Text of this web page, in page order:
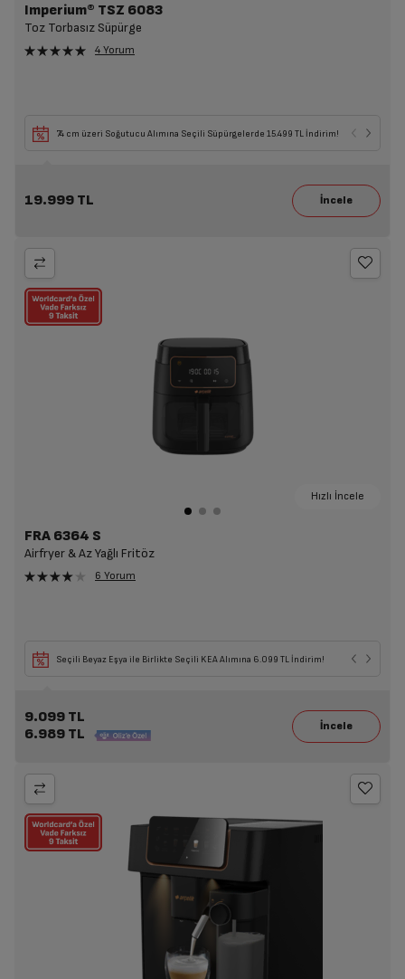
Imperium® TSZ 6083
Toz Torbasız Süpürge
4 Yorum
74 cm üzeri Soğutucu Alımına Seçili Süpürgelerde 15.499 TL İndirim!
19.999 TL
Hızlı İncele
FRA 6364 S
Airfryer & Az Yağlı Fritöz
6 Yorum
Seçili Beyaz Eşya ile Birlikte Seçili KEA Alımına 6.099 TL İndirim!
9.099 TL
6.989 TL